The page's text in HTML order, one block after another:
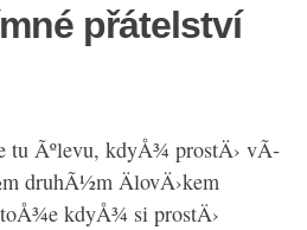
přátelství
tu Ãºlevu, kdyÅ¾ prostÄ› vÃ­
druhÃ½m ÄlovÄ›kem
kdyÅ¾ si prostÄ›